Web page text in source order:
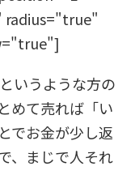
いうような方の
めて売れば「い
でお金が少し返
、まじで人それ